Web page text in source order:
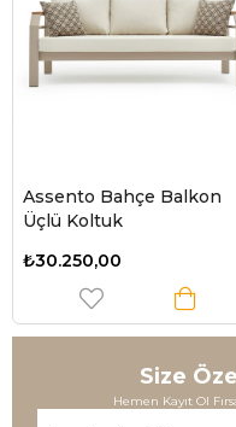
Assento Bahçe Balkon
Üçlü Koltuk
₺30.250,00
Size
Hemen Kayıt Ol